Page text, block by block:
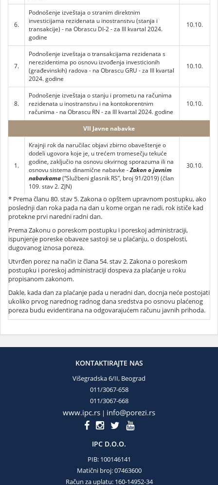
6.
Podnošenje izveštaja o stranim direktnim
investicijama rezidenata u inostranstvu (stanja i
transakcije) - na Obrascu DI-2 - za III kvartal 2024.
godine
10.10.
7.
Podnošenje izveštaja o transakcijama rezidenata s
nerezidentima po osnovu izvođenja investicionih
(građevinskih) radova - na Obrascu GRU - za III kvartal
2024. godine
10.10.
8.
Podnošenje izveštaja o stanju i prometu na računima
rezidenata u inostranstvu i na kontokorentnim
računima - na Obrascu RN - za III kvartal 2024. godine
10.10.
VII Javne nabavke
1.
Krajnji rok da naručilac objavi zbirno obaveštenje o
dodeli ugovora koje je, u trećem tromesečju tekuće
godine, zaključio na osnovu okvirnog sporazuma ili na
osnovu sistema dinamične nabavke -Zakon o javnim
nabavkama(“Službeni glasnik RS”, broj 91/2019) (član
109. stav 2. ZJN)
30.10.
* Prema članu 80. stav 5. Zakona o opštem upravnom postupku, ako
poslednji dan roka pada na dan u kome organ ne radi, rok ističe kad
protekne prvi naredni radni dan.
Prema Zakonu o poreskom postupku i poreskoj administraciji,
ispunjenje poreske obaveze sastoji se u plaćanju, o dospelosti,
dugovanog iznosa poreza.
Utvrđen porez na način iz člana 54. stav 2. Zakona o poreskom
postupku i poreskoj administraciji dospeva za plaćanje u roku
propisanom zakonom.
Dakle, kada dan za plaćanje pada u neradni dan, docnja neće postojati
ukoliko prvog narednog radnog dana sredstva po osnovu plaćenog
poreza budu evidentirana na odgovarajućem računu javnih prihoda.
KONTAKTIRAJTE NAS
Višegradska 6/II, Beograd
011/3067-658
011/3067-668
www.ipc.rs | info@porezi.rs
IPC D.O.O.
PIB: 100146141
Matični broj: 07463600
Račun za uplatu: 160-14952-34